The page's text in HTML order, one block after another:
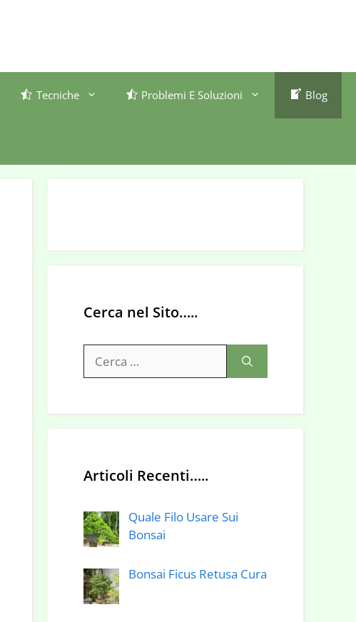
Tecniche Problemi E Soluzioni Blog
Cerca nel Sito…..
per:
Articoli Recenti…..
Quale Filo Usare Sui
Bonsai
Bonsai Ficus Retusa Cura